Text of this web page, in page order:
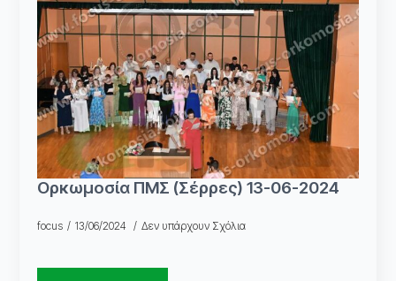
Ορκωμοσία ΠΜΣ (Σέρρες) 13-06-2024
focus 13/06/2024 Δεν υπάρχουν Σχόλια